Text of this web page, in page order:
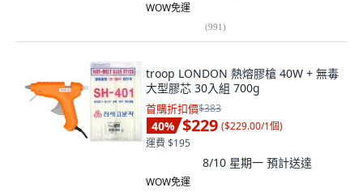
WOW免運
(991)
troop LONDON 熱熔膠槍 40W + 無毒
大型膠芯 30入組 700g
首購折扣價$383
40% $229 ($229.00/1個)
運費 $195
8/10 星期一 預計送達
WOW免運